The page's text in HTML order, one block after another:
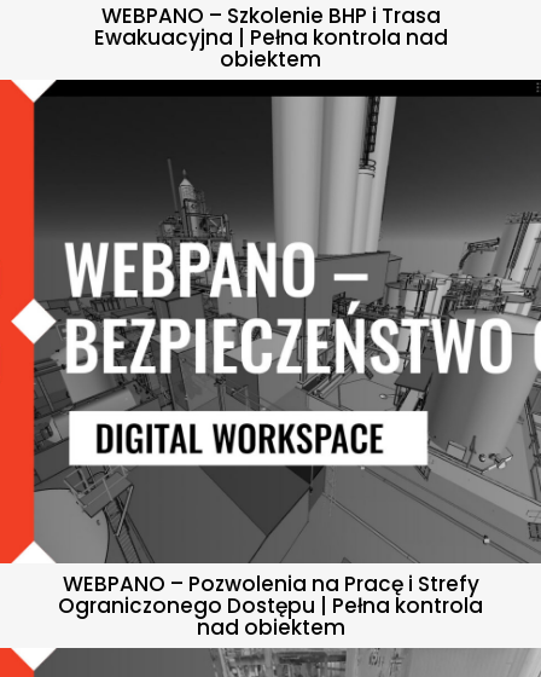
WEBPANO – Szkolenie BHP i Trasa
Ewakuacyjna | Pełna kontrola nad
obiektem
WEBPANO – Pozwolenia na Pracę i Strefy
Ograniczonego Dostępu | Pełna kontrola
nad obiektem